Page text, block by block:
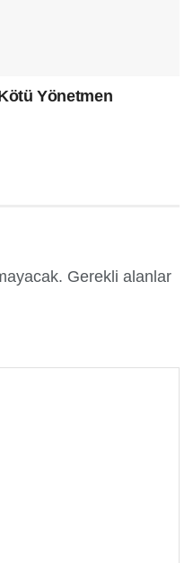
Yönetmen
Gerekli alanlar